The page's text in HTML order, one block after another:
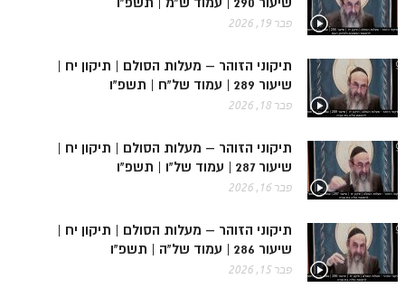
ספר הזוהר לך לך מתחילים
ספר הזוהר וירא מתחילים
ספר הזוהר וירא מתקדמים
ספר הזוהר חיי שרה מתחילים
ספר הזוהר חיי שרה מתקדמים
ספר הזוהר תולדות מתקדמים
ספר הזוהר ויצא מתחילים
פבר 19, 2026
תיקוני הזוהר – מעלות הסולם | תיקון יח |
שיעור 289 | עמוד של"ח | תשפ"ו
פבר 18, 2026
תיקוני הזוהר – מעלות הסולם | תיקון יח |
שיעור 287 | עמוד של"ו | תשפ"ו
פבר 16, 2026
תיקוני הזוהר – מעלות הסולם | תיקון יח |
שיעור 286 | עמוד של"ה | תשפ"ו
פבר 15, 2026